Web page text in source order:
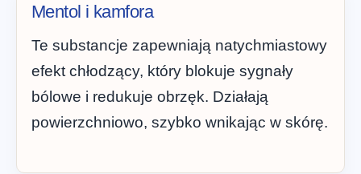
Mentol i kamfora
Te substancje zapewniają natychmiastowy
efekt chłodzący, który blokuje sygnały
bólowe i redukuje obrzęk. Działają
powierzchniowo, szybko wnikając w skórę.